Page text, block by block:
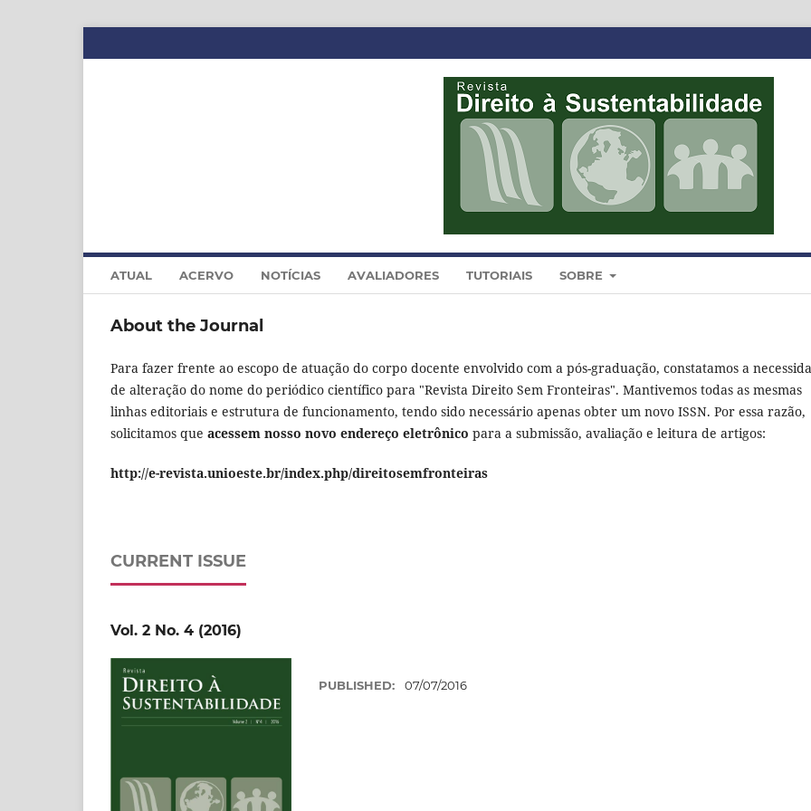
ATUAL ACERVO NOTÍCIAS AVALIADORES TUTORIAIS SOBRE
About the Journal
Para fazer frente ao escopo de atuação do corpo docente envolvido com a pós-graduação, constatamos a
de alteração do nome do periódico científico para "Revista Direito Sem Fronteiras". Mantivemos todas as mesmas
linhas editoriais e estrutura de funcionamento, tendo sido necessário apenas obter um novo ISSN. Por essa razão,
solicitamos que acessem nosso novo endereço eletrônico para a submissão, avaliação e leitura de artigos:
http://e-revista.unioeste.br/index.php/direitosemfronteiras
CURRENT ISSUE
Vol. 2 No. 4 (2016)
PUBLISHED: 07/07/2016